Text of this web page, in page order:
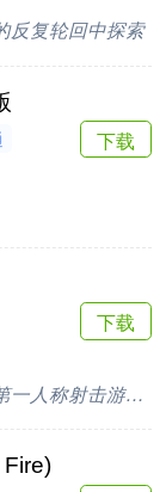
反复轮回中探索
下载
你准备好体验且刺激的多人第一人称射击游戏了吗？
下载